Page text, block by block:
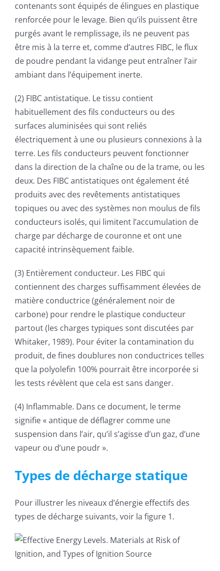
contenants sont équipés de élingues en plastique
renforcée pour le levage. Bien qu’ils puissent être
purgés avant le remplissage, ils ne peuvent pas
être mis à la terre et, comme d’autres FIBC, le flux
de poudre pendant la vidange peut entraîner l’air
ambiant dans l’équipement inerte.
(2) FIBC antistatique. Le tissu contient
habituellement des fils conducteurs ou des
surfaces aluminisées qui sont reliés
électriquement à une ou plusieurs connexions à la
terre. Les fils conducteurs peuvent fonctionner
dans la direction de la chaîne ou de la trame, ou les
deux. Des FIBC antistatiques ont également été
produits avec des revêtements antistatiques
topiques ou avec des systèmes non moulus de fils
conducteurs isolés, qui limitent l’accumulation de
charge par décharge de couronne et ont une
capacité intrinsèquement faible.
(3) Entièrement conducteur. Les FIBC qui
contiennent des charges suffisamment élevées de
matière conductrice (généralement noir de
carbone) pour rendre le plastique conducteur
partout (les charges typiques sont discutées par
Whitaker, 1989). Pour éviter la contamination du
produit, de fines doublures non conductrices telles
que la polyolefin 100% pourrait être incorporée si
les tests révèlent que cela est sans danger.
(4) Inflammable. Dans ce document, le terme
signifie « antique de déflagrer comme une
suspension dans l’air, qu’il s’agisse d’un gaz, d’une
vapeur ou d’une poudr ».
Types de décharge statique
Pour illustrer les niveaux d’énergie effectifs des
types de décharge suivants, voir la figure 1.